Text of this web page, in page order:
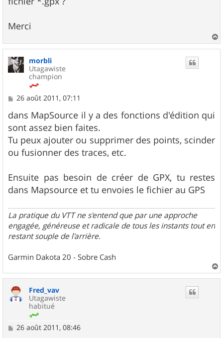
Merci
a
morbli
Utagawiste
champion
M
s
s
a
g
e
26 août 2011, 07:11
dans MapSource il y a des fonctions d'édition qui
sont assez bien faites.
Tu peux ajouter ou supprimer des points, scinder
ou fusionner des traces, etc.
Ensuite pas besoin de créer de GPX, tu restes
dans Mapsource et tu envoies le fichier au GPS
La pratique du VTT ne s'entend que par une approche
engagée, généreuse et radicale de tous les instants tout en
restant souple de l'arrière.
Garmin Dakota 20 - Sobre Cash
a
Fred_vav
Utagawiste
habitué
M
26 août 2011, 08:46